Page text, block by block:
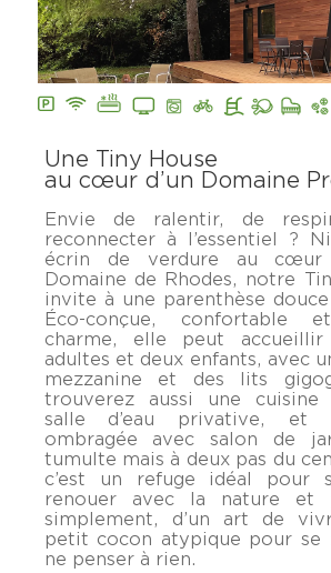
Une Tiny House
au cœur d’un Domaine
Envie de ralentir, de
reconnecter à l’essentiel ?
écrin de verdure au
Domaine de Rhodes, notre
invite à une parenthèse
Éco-conçue, confortable
charme, elle peut accueillir
adultes et deux enfants, avec
mezzanine et des lits
trouverez aussi une cuisine
salle d’eau privative, et
ombragée avec salon de
tumulte mais à deux pas du
c’est un refuge idéal pour
renouer avec la nature et
simplement, d’un art de
petit cocon atypique pour se
ne penser à rien.